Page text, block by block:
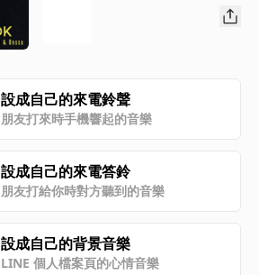
設成自己的來電鈴聲
朋友打來時手機響起的音樂
設成自己的來電答鈴
朋友打給你時對方聽到的音樂
設成自己的背景音樂
LINE 個人檔案頁的心情音樂